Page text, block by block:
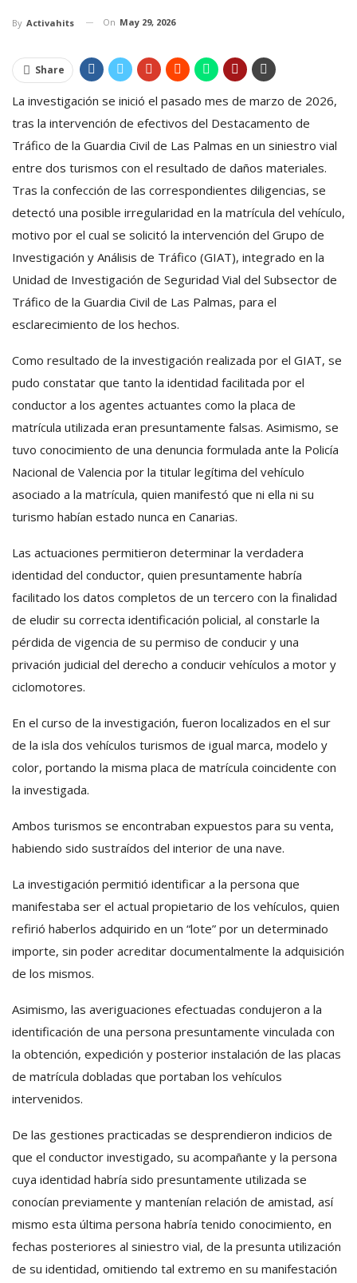
By Activahits On May 29, 2026
Share
La investigación se inició el pasado mes de marzo de 2026,
tras la intervención de efectivos del Destacamento de
Tráfico de la Guardia Civil de Las Palmas en un siniestro vial
entre dos turismos con el resultado de daños materiales.
Tras la confección de las correspondientes diligencias, se
detectó una posible irregularidad en la matrícula del vehículo,
motivo por el cual se solicitó la intervención del Grupo de
Investigación y Análisis de Tráfico (GIAT), integrado en la
Unidad de Investigación de Seguridad Vial del Subsector de
Tráfico de la Guardia Civil de Las Palmas, para el
esclarecimiento de los hechos.
Como resultado de la investigación realizada por el GIAT, se
pudo constatar que tanto la identidad facilitada por el
conductor a los agentes actuantes como la placa de
matrícula utilizada eran presuntamente falsas. Asimismo, se
tuvo conocimiento de una denuncia formulada ante la Policía
Nacional de Valencia por la titular legítima del vehículo
asociado a la matrícula, quien manifestó que ni ella ni su
turismo habían estado nunca en Canarias.
Las actuaciones permitieron determinar la verdadera
identidad del conductor, quien presuntamente habría
facilitado los datos completos de un tercero con la finalidad
de eludir su correcta identificación policial, al constarle la
pérdida de vigencia de su permiso de conducir y una
privación judicial del derecho a conducir vehículos a motor y
ciclomotores.
En el curso de la investigación, fueron localizados en el sur
de la isla dos vehículos turismos de igual marca, modelo y
color, portando la misma placa de matrícula coincidente con
la investigada.
Ambos turismos se encontraban expuestos para su venta,
habiendo sido sustraídos del interior de una nave.
La investigación permitió identificar a la persona que
manifestaba ser el actual propietario de los vehículos, quien
refirió haberlos adquirido en un “lote” por un determinado
importe, sin poder acreditar documentalmente la adquisición
de los mismos.
Asimismo, las averiguaciones efectuadas condujeron a la
identificación de una persona presuntamente vinculada con
la obtención, expedición y posterior instalación de las placas
de matrícula dobladas que portaban los vehículos
intervenidos.
De las gestiones practicadas se desprendieron indicios de
que el conductor investigado, su acompañante y la persona
cuya identidad habría sido presuntamente utilizada se
conocían previamente y mantenían relación de amistad, así
mismo esta última persona habría tenido conocimiento, en
fechas posteriores al siniestro vial, de la presunta utilización
de su identidad, omitiendo tal extremo en su manifestación